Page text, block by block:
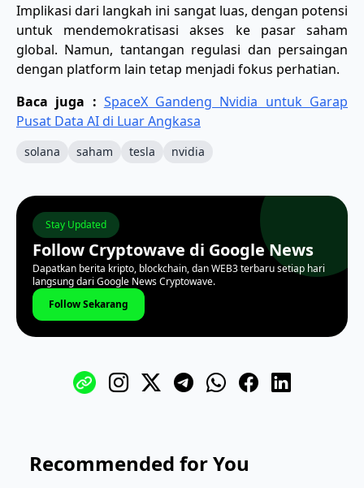
Implikasi dari langkah ini sangat luas, dengan potensi
untuk mendemokratisasi akses ke pasar saham
global. Namun, tantangan regulasi dan persaingan
dengan platform lain tetap menjadi fokus perhatian.
Baca juga : SpaceX Gandeng Nvidia untuk Garap
Pusat Data AI di Luar Angkasa
solana saham tesla nvidia
Stay Updated
Follow Cryptowave di Google News
Dapatkan berita kripto, blockchain, dan WEB3 terbaru setiap hari
langsung dari Google News Cryptowave.
Follow Sekarang
Recommended for You